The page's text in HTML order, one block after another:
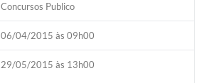
Concursos Publico
06/04/2015 às 09h00
29/05/2015 às 13h00